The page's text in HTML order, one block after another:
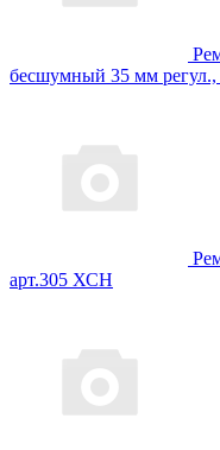
бесшумный 35 мм
арт.305 ХСН